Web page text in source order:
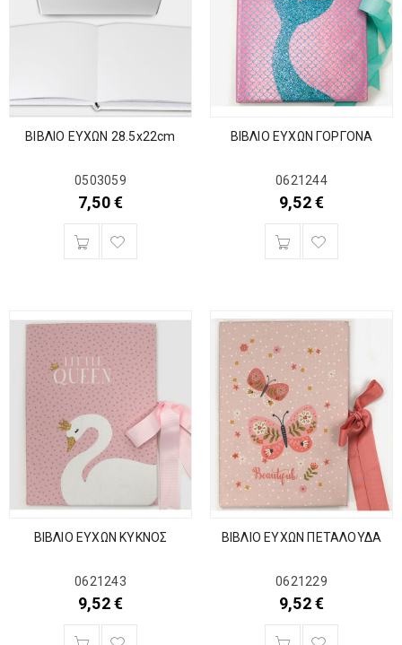
ΒΙΒΛΙΟ ΕΥΧΩΝ 28.5x22cm
0503059
7,50€
ΒΙΒΛΙΟ ΕΥΧΩΝ ΓΟΡΓΟΝΑ
0621244
9,52€
ΒΙΒΛΙΟ ΕΥΧΩΝ ΚΥΚΝΟΣ
0621243
9,52€
ΒΙΒΛΙΟ ΕΥΧΩΝ ΠΕΤΑΛΟΥΔΑ
0621229
9,52€